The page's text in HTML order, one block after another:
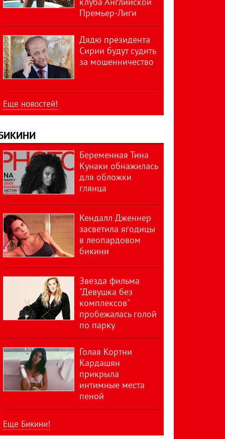
Премьер-Лиги
Дядю президента
Сирии будут судить
за мошенничество
Еще новостей!
Беременная Тина
Кунаки обнажилась
для обложки
глянца
Кендалл Дженнер
засветила ягодицы
в леопардовом
бикини
Звезда фильма
"Девушка без
комплексов"
пробежалась голой
по парку
Голая Кортни
Кардашян
прикрыла
интимные места
пеной
Еще Бикини!